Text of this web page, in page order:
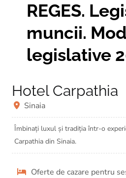
REGES.
muncii.
legislative
Hotel Carpathia
Sinaia
Îmbinați luxul și tradiția într-o
Carpathia din Sinaia.
Oferte de cazare pentru